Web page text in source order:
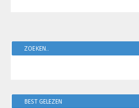
ZOEKEN..
BEST GELEZEN